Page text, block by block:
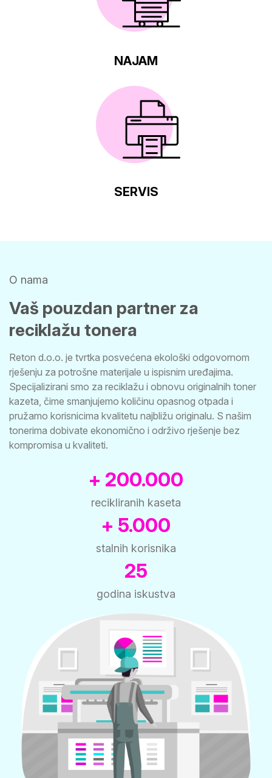
NAJAM
SERVIS
O nama
Vaš pouzdan partner za
reciklažu tonera
Reton d.o.o. je tvrtka posvećena ekološki odgovornom
rješenju za potrošne materijale u ispisnim uređajima.
Specijalizirani smo za reciklažu i obnovu originalnih toner
kazeta, čime smanjujemo količinu opasnog otpada i
pružamo korisnicima kvalitetu najbližu originalu. S našim
tonerima dobivate ekonomično i održivo rješenje bez
kompromisa u kvaliteti.
+ 200.000
recikliranih kaseta
+ 5.000
stalnih korisnika
25
godina iskustva